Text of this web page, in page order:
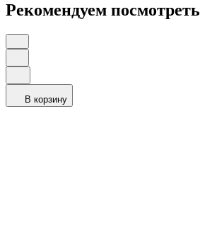
Рекомендуем посмотреть
В корзину